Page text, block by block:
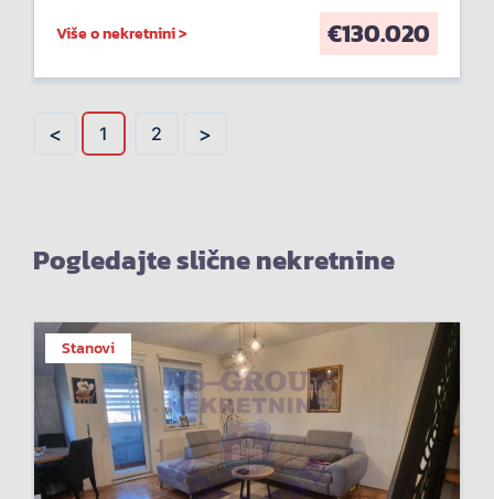
Više o nekretnini > €130.020
< 1 2 >
Pogledajte slične nekretnine
Stanovi